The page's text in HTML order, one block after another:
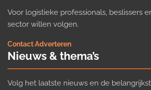
Voor logistieke professionals, beslissers
sector willen volgen.
Contact·Adverteren
Nieuws & thema’s
Volg het laatste nieuws en de